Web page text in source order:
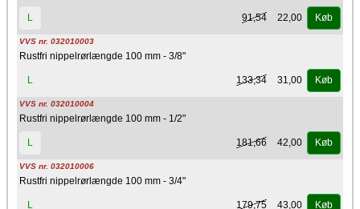
L 91,54 22,00 Køb
VVS nr. 032010003
Rustfri nippelrørlængde 100 mm - 3/8"
L 133,34 31,00 Køb
VVS nr. 032010004
Rustfri nippelrørlængde 100 mm - 1/2"
L 181,66 42,00 Køb
VVS nr. 032010006
Rustfri nippelrørlængde 100 mm - 3/4"
L 179,75 43,00 Køb